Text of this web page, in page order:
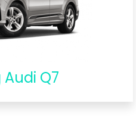
Q7